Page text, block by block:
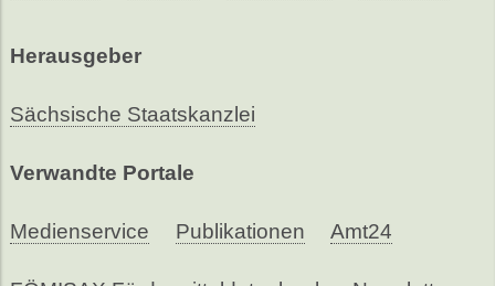
Herausgeber
Sächsische Staatskanzlei
Verwandte Portale
Medienservice Publikationen Amt24